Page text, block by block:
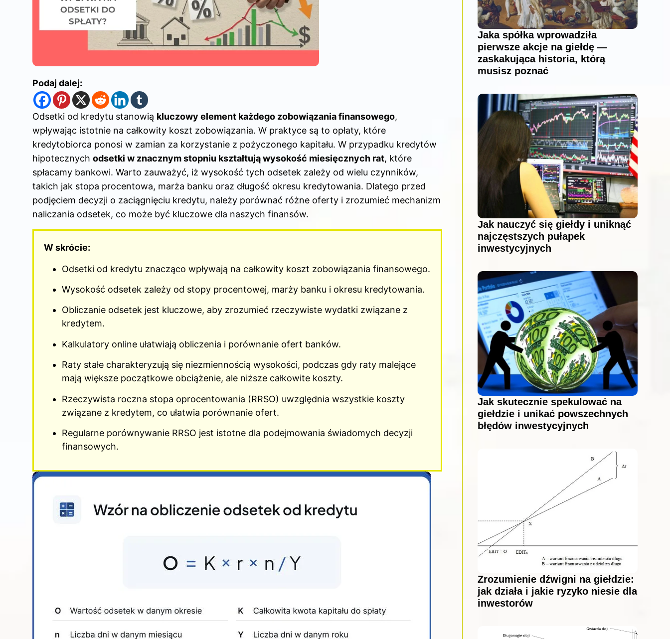
Podaj dalej:
Odsetki od kredytu stanowią kluczowy element każdego zobowiązania finansowego,
wpływając istotnie na całkowity koszt zobowiązania. W praktyce są to opłaty, które
kredytobiorca ponosi w zamian za korzystanie z pożyczonego kapitału. W przypadku kredytów
hipotecznych odsetki w znacznym stopniu kształtują wysokość miesięcznych rat, które
spłacamy bankowi. Warto zauważyć, iż wysokość tych odsetek zależy od wielu czynników,
takich jak stopa procentowa, marża banku oraz długość okresu kredytowania. Dlatego przed
podjęciem decyzji o zaciągnięciu kredytu, należy porównać różne oferty i zrozumieć mechanizm
naliczania odsetek, co może być kluczowe dla naszych finansów.
W skrócie:
Odsetki od kredytu znacząco wpływają na całkowity koszt zobowiązania finansowego.
Wysokość odsetek zależy od stopy procentowej, marży banku i okresu kredytowania.
Obliczanie odsetek jest kluczowe, aby zrozumieć rzeczywiste wydatki związane z
kredytem.
Kalkulatory online ułatwiają obliczenia i porównanie ofert banków.
Raty stałe charakteryzują się niezmiennością wysokości, podczas gdy raty malejące
mają większe początkowe obciążenie, ale niższe całkowite koszty.
Rzeczywista roczna stopa oprocentowania (RRSO) uwzględnia wszystkie koszty
związane z kredytem, co ułatwia porównanie ofert.
Regularne porównywanie RRSO jest istotne dla podejmowania świadomych decyzji
finansowych.
Jaka spółka wprowadziła
pierwsze akcje na giełdę —
zaskakująca historia, którą
musisz poznać
Jak nauczyć się giełdy i uniknąć
najczęstszych pułapek
inwestycyjnych
Jak skutecznie spekulować na
giełdzie i unikać powszechnych
błędów inwestycyjnych
Zrozumienie dźwigni na giełdzie:
jak działa i jakie ryzyko niesie dla
inwestorów